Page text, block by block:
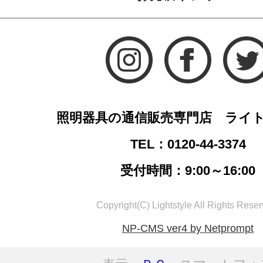
照明器具の通信販売専門店 ライ
TEL：0120-44-3374
受付時間：9:00～16:00
Copyright(C) Lightstyle All Rights
NP-CMS ver4 by Netprompt